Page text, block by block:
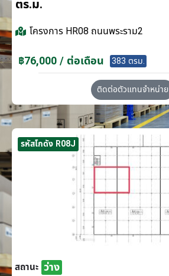
ตร.ม.
โครงการ HR08 ถนนพระราม2
฿76,000 / ต่อเดือน 383 ตรม.
ติดต่อตัวแทนจำหน่าย
รหัสโกดัง R08J
สถานะ ว่าง